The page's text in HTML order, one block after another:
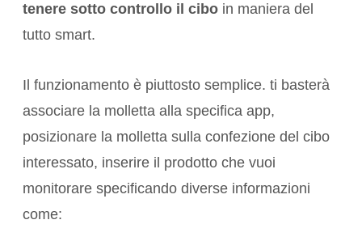
tenere sotto controllo il cibo in maniera del
tutto smart.
Il funzionamento è piuttosto semplice. ti basterà
associare la molletta alla specifica app,
posizionare la molletta sulla confezione del cibo
interessato, inserire il prodotto che vuoi
monitorare specificando diverse informazioni
come: